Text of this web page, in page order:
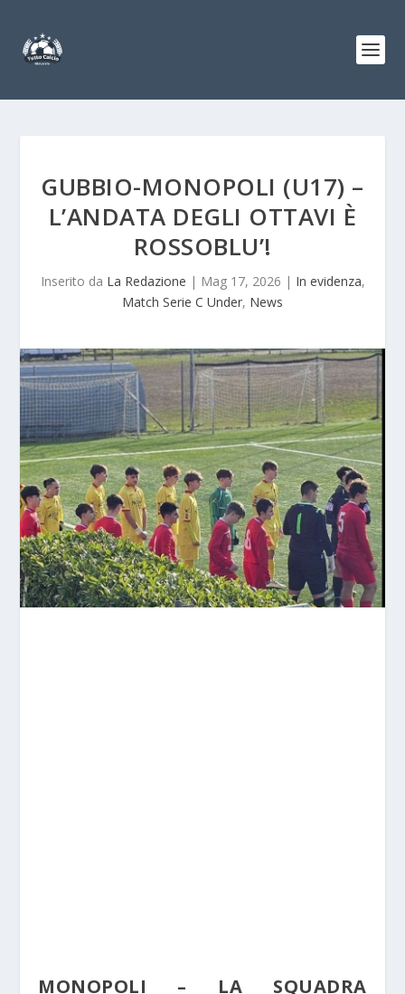
GUBBIO-MONOPOLI (U17) –
L’ANDATA DEGLI OTTAVI È
ROSSOBLU’!
Inserito da La Redazione | Mag 17, 2026 | In evidenza,
Match Serie C Under, News
MONOPOLI – LA SQUADRA